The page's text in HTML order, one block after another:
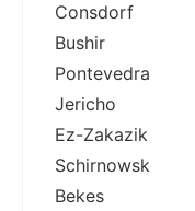
Consdorf
Bushir
Pontevedra
Jericho
Ez-Zakazik
Schirnowsk
Bekes